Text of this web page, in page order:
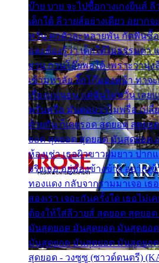
บ๊าย บาย จะไปซื้อกางเกงยีนส์ ลี
เด็กใต้ ลีวายส์อย่างเดียว อยาก
หวั่น ตกตัวละหลายพัน กัดฟันซื้อ
และต้องรู้ว่า เด็กใต้ไม่ธรรมดา
ยวน กวนโอ๊ยพอได้ เพราะว่านุ่ง
เข้ามหาลัย จิ๊กโก๊มองหน้า ท่าจ
เรื่องแน่นอน แต่ฉันไม่หวั่น เลย
พรั่นพรือ มันตอบว่าไม่พรื่อ เปลี่
ด้วยกัน ก็เลยรอด สุดยอด สุดย
ยอด สุดยอด สุดยอด มันสุดยอด
ห้องเช่า เธอผิวขาวผมยาว ปาก
จริงเธอ อยู่ห้องข้างข้าง อยากเ
ทองแดง กลับจากรามมาเจอ เ
สองเรา เจอะกันครั้งใด เธอไม่
ต้องให้ใส่ลีวายส์ สุดยอด สุดยอ
มันสุดยอด มันสุดยอด มันสุดยอ
มันสุดยอด มันสุดยอด มันสุดยอ
สุดยอด - วงซูซู (ซาวด์ดนตรี)